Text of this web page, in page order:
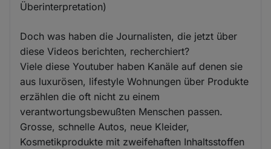
Überinterpretation)
Doch was haben die Journalisten, die jetzt über
diese Videos berichten, recherchiert?
Viele diese Youtuber haben Kanäle auf denen sie
aus luxurösen, lifestyle Wohnungen über Produkte
erzählen die oft nicht zu einem
verantwortungsbewußten Menschen passen.
Grosse, schnelle Autos, neue Kleider,
Kosmetikprodukte mit zweifehaften Inhaltsstoffen